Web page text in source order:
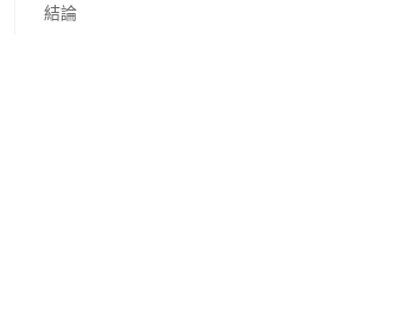
結論